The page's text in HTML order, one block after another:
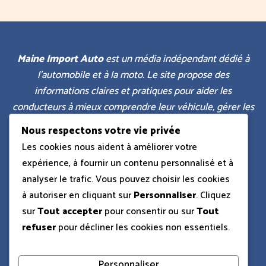
Maine Import Autoest un média indépendant dédié à
l’automobile et à la moto. Le site propose des
informations claires et pratiques pour aider les
conducteurs à mieux comprendre leur véhicule, gérer les
démarches administratives et prendre des décisions
éclairées au quotidien.
Articles populaires:
J'ai pris un sens interdit sans faire exprès
Nous respectons votre vie privée
Les cookies nous aident à améliorer votre
expérience, à fournir un contenu personnalisé et à
analyser le trafic. Vous pouvez choisir les cookies
à autoriser en cliquant surPersonnaliser. Cliquez
surTout accepterpour consentir ou surTout
refuserpour décliner les cookies non essentiels.